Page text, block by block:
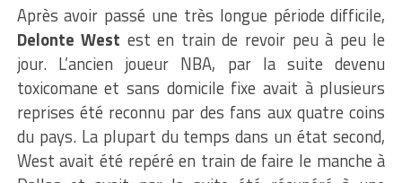
Après avoir passé une très longue période difficile,
Delonte West est en train de revoir peu à peu le
jour. L’ancien joueur NBA, par la suite devenu
toxicomane et sans domicile fixe avait à plusieurs
reprises été reconnu par des fans aux quatre coins
du pays. La plupart du temps dans un état second,
West avait été repéré en train de faire le manche à